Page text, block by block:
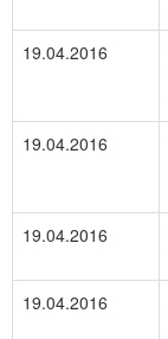
19.04.2016
19.04.2016
19.04.2016
19.04.2016